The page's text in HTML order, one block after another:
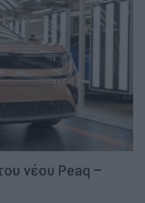
νέου Peaq –